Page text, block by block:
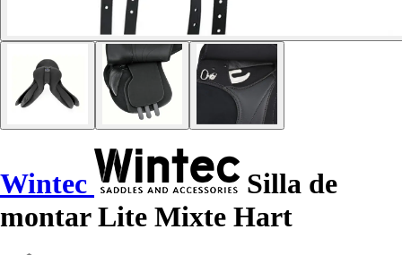
Wintec
Silla de
montar Lite Mixte Hart